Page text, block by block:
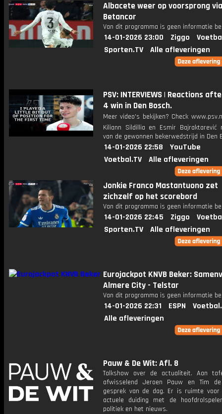
Albacete weer op voorsprong via
Betancor
Van dit programma is geen informatie
14-01-2026 23:00 Ziggo
Sporten.TV
Alle afleveringen
PSV: INTERVIEWS | Reactions
4 win in Den Bosch.
Meer video's bekijken? Check
Kiliann Sildillia en Esmir Bajraktarević
van de gewonnen bekerwedstrijd in Den
14-01-2026 22:58
YouTube
Voetbal.TV
Alle afleveringen
Jonkie Franco Mastantuono zet
zichzelf op het scorebord
Van dit programma is geen informatie
14-01-2026 22:45 Ziggo
Sporten.TV
Alle afleveringen
Eurojackpot KNVB Beker:
Almere City - Telstar
Van dit programma is geen informatie
14-01-2026 22:31 ESPN
Alle afleveringen
Pauw & De Wit: Afl. 8
Talkshow over de actualiteit. Aan
afwisselend Jeroen Pauw en Tim
gesprek van de dag. Er is ruimte
actuele duiding met de
politiek en het nieuws.